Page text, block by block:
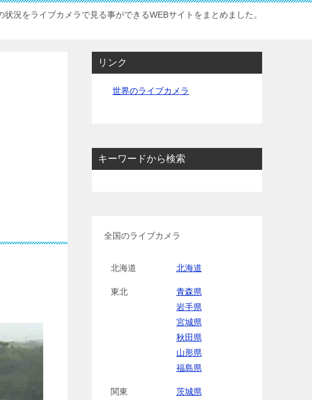
状況をライブカメラで見る事ができるWEBサイトをまとめました。
リンク
世界のライブカメラ
キーワードから検索
全国のライブカメラ
北海道 北海道
東北
青森県
岩手県
宮城県
秋田県
山形県
福島県
関東
茨城県